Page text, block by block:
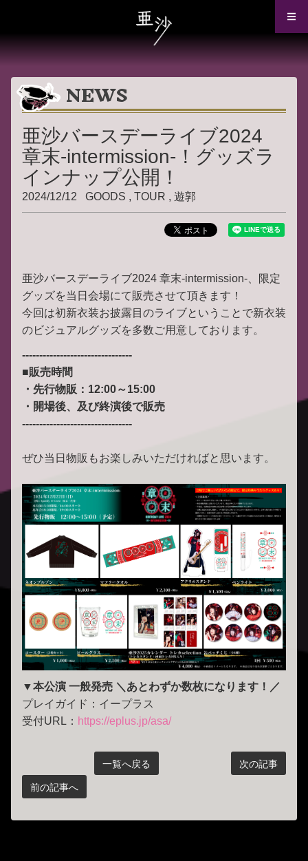
NEWS
亜沙バースデーライブ2024
章末-intermission-！グッズラ
インナップ公開！
2024/12/12 GOODS TOUR 遊郭
亜沙バースデーライブ2024 章末-intermission-、限定
グッズを当日会場にて販売させて頂きます！
今回は初新衣装お披露目のライブということで新衣装
のビジュアルグッズを多数ご用意しております。
--------------------------------
■販売時間
・先行物販：12:00～15:00
・開場後、及び終演後で販売
--------------------------------
ぜひ当日物販もお楽しみいただければと思います。
▼本公演 一般発売 ＼あとわずか数枚になります！／
プレイガイド：イープラス
受付URL： https://eplus.jp/asa/
次の記事
一覧へ戻る
前の記事へ